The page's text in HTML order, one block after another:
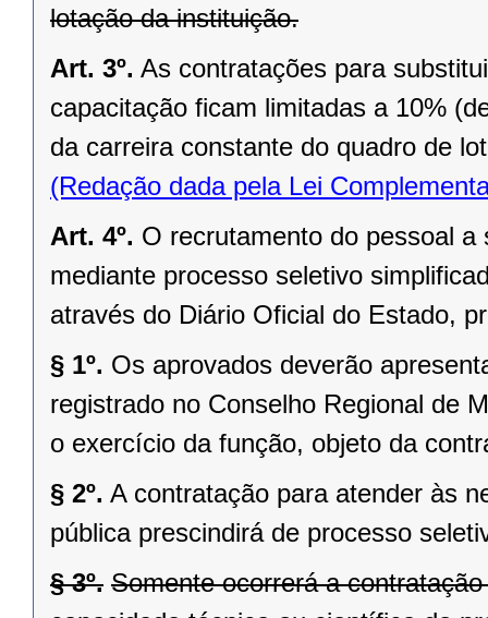
lotação da instituição.
Art. 3º. As contratações para
capacitação ficam limitadas a 10%
da carreira constante do quadro de
(Redação dada pela Lei
Art. 4º. O recrutamento do pessoal
mediante processo seletivo
através do Diário Oficial do Estado,
§ 1º. Os aprovados deverão
registrado no Conselho Regional de
o exercício da função, objeto da
§ 2º. A contratação para atender às
pública prescindirá de processo
§ 3º. Somente ocorrerá a